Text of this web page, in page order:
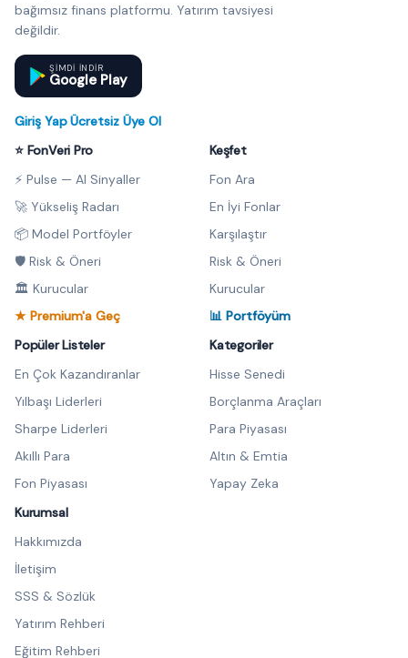
bağımsız finans platformu. Yatırım tavsiyesi
değildir.
ŞIMDI INDIR
Google Play
Giriş Yap·Ücretsiz Üye Ol
⭐ FonVeri Pro
⚡ Pulse — AI Sinyaller
🚀 Yükseliş Radarı
📦 Model Portföyler
🛡️ Risk & Öneri
🏛️ Kurucular
★ Premium'a Geç
Keşfet
Fon Ara
En İyi Fonlar
Karşılaştır
Risk & Öneri
Kurucular
📊 Portföyüm
Popüler Listeler
En Çok Kazandıranlar
Yılbaşı Liderleri
Sharpe Liderleri
Akıllı Para
Fon Piyasası
Kategoriler
Hisse Senedi
Borçlanma Araçları
Para Piyasası
Altın & Emtia
Yapay Zeka
Kurumsal
Hakkımızda
İletişim
SSS & Sözlük
Yatırım Rehberi
Eğitim Rehberi